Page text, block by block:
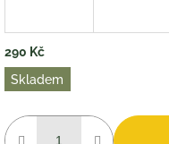
290 Kč
Měrná
cena:
Skladem